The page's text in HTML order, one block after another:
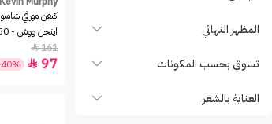
Giovanni
Henna Raghad
Herbal Essences
المظهر النهائي
تسوق بحسب المكونات
العناية بالشعر
كيفن مورفي
اينجل ووش - 250مل
161

97
